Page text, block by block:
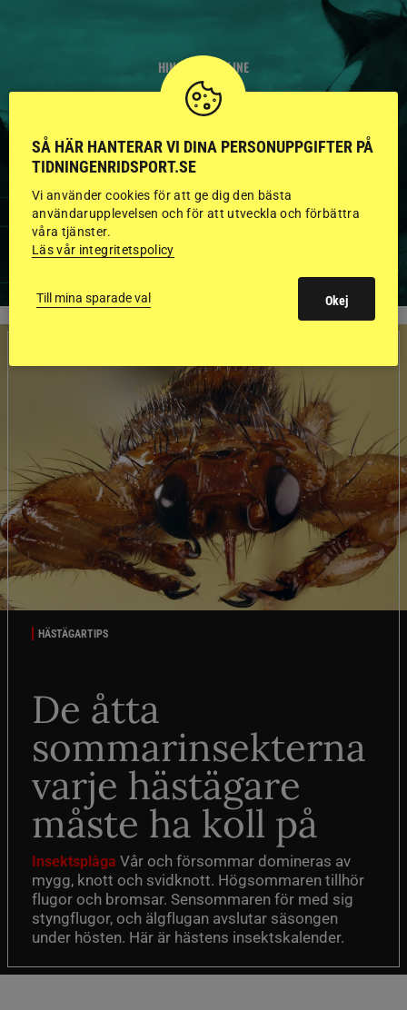
HINGSTAR ONLINE
GODKÄNDA HINGSTAR I
FLERA KATEGORIER MED
BILDER OCH FAKTA
VISA ALLA HINGSTAR
HÄSTÄGARTIPS
De åtta
sommarinsekterna
varje hästägare
måste ha koll på
Insektsplåga Vår och försommar domineras av
mygg, knott och svidknott. Högsommaren tillhör
flugor och bromsar. Sensommaren för med sig
styngflugor, och älgflugan avslutar säsongen
under hösten. Här är hästens insektskalender.
SÅ HÄR HANTERAR VI DINA PERSONUPPGIFTER PÅ
TIDNINGENRIDSPORT.SE
Vi använder cookies för att ge dig den bästa
användarupplevelsen och för att utveckla och förbättra
våra tjänster.
Läs vår integritetspolicy
Till mina sparade val Okej